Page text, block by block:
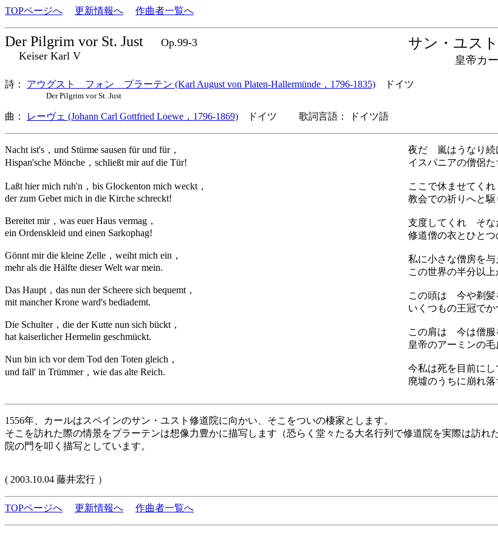
TOPページへ 更新情報へ 作曲者一覧へ
Der Pilgrim vor St. Just
Op.99-3
Keiser Karl V
サン・ユス
皇帝カー
詩： アウグスト フォン プラーテン (Karl August von Platen-Hallermünde，1796-1835) ドイツ
Der Pilgrim vor St. Just
曲： レーヴェ (Johann Carl Gottfried Loewe，1796-1869) ドイツ 歌詞言語： ドイツ語
Nacht ist's，und Stürme sausen für und für，
Hispan'sche Mönche，schließt mir auf die Tür!
Laßt hier mich ruh'n，bis Glockenton mich weckt，
der zum Gebet mich in die Kirche schreckt!
Bereitet mir，was euer Haus vermag，
ein Ordenskleid und einen Sarkophag!
Gönnt mir die kleine Zelle，weiht mich ein，
mehr als die Hälfte dieser Welt war mein.
Das Haupt，das nun der Scheere sich bequemt，
mit mancher Krone ward's bediademt.
Die Schulter，die der Kutte nun sich bückt，
hat kaiserlicher Hermelin geschmückt.
Nun bin ich vor dem Tod den Toten gleich，
und fall' in Trümmer，wie das alte Reich.
夜だ 嵐はうなり
イスパニアの僧侶
ここで休ませてく
教会での祈りへと
支度してくれ そな
修道僧の衣とひとつ
私に小さな僧房を
この世界の半分以
この頭は 今や剃髪
いくつもの王冠で
この肩は 今は僧服
皇帝のアーミンの
今私は死を目前に
廃墟のうちに崩れ
1556年、カールはスペインのサン・ユスト修道院に向かい、そこをついの棲家とします。
そこを訪れた際の情景をプラーテンは想像力豊かに描写します（恐らく堂々たる大名行列で修道院を実際は訪
院の門を叩く描写としています。
( 2003.10.04 藤井宏行 ）
TOPページへ 更新情報へ 作曲者一覧へ